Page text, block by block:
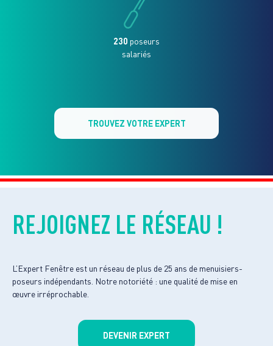
230 poseurs
salariés
TROUVEZ VOTRE EXPERT
REJOIGNEZ LE RÉSEAU !
L’Expert Fenêtre est un réseau de plus de 25 ans de menuisiers-
poseurs indépendants. Notre notoriété : une qualité de mise en
œuvre irréprochable.
DEVENIR EXPERT